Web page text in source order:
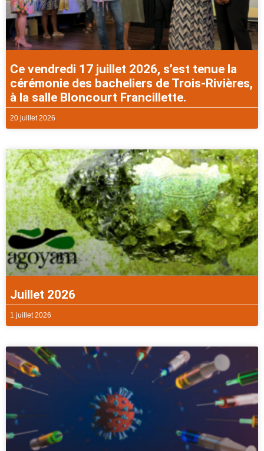
Ce vendredi 17 juillet 2026, s’est tenue la
cérémonie des bacheliers de Trois-Rivières,
à la salle Bloncourt Francillette.
20 juillet 2026
Juillet 2026
1 juillet 2026